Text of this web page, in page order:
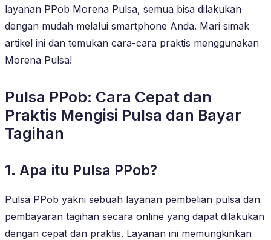
layanan PPob Morena Pulsa, semua bisa dilakukan
dengan mudah melalui smartphone Anda. Mari simak
artikel ini dan temukan cara-cara praktis menggunakan
Morena Pulsa!
Pulsa PPob: Cara Cepat dan
Praktis Mengisi Pulsa dan Bayar
Tagihan
1. Apa itu Pulsa PPob?
Pulsa PPob yakni sebuah layanan pembelian pulsa dan
pembayaran tagihan secara online yang dapat dilakukan
dengan cepat dan praktis. Layanan ini memungkinkan